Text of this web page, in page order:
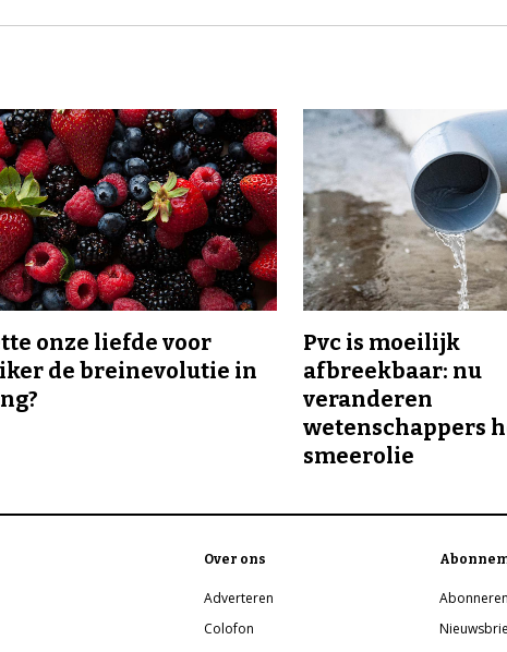
onze liefde voor
de breinevolutie in
Pvc is moeilijk
afbreekbaar: nu
veranderen
wetenschappers
smeerolie
Over ons
Adverteren
Colofon
Abonneren